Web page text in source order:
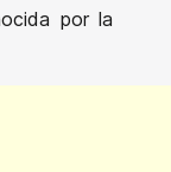
por la